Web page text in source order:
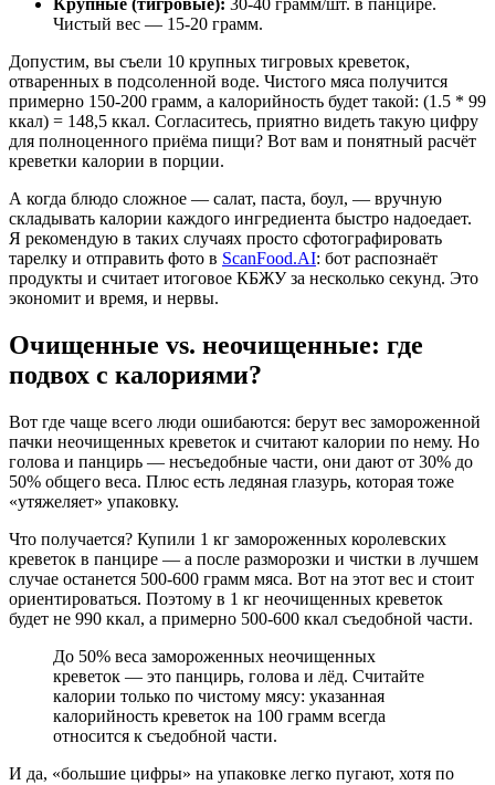
Чистый вес — 15-20 грамм.
Допустим, вы съели 10 крупных тигровых креветок,
отваренных в подсоленной воде. Чистого мяса получится
примерно 150-200 грамм, а калорийность будет такой: (1.5 * 99
ккал) = 148,5 ккал. Согласитесь, приятно видеть такую цифру
для полноценного приёма пищи? Вот вам и понятный расчёт
креветки калории в порции.
А когда блюдо сложное — салат, паста, боул, — вручную
складывать калории каждого ингредиента быстро надоедает.
Я рекомендую в таких случаях просто сфотографировать
тарелку и отправить фото в ScanFood.AI: бот распознаёт
продукты и считает итоговое КБЖУ за несколько секунд. Это
экономит и время, и нервы.
Очищенные vs. неочищенные: где
подвох с калориями?
Вот где чаще всего люди ошибаются: берут вес замороженной
пачки неочищенных креветок и считают калории по нему. Но
голова и панцирь — несъедобные части, они дают от 30% до
50% общего веса. Плюс есть ледяная глазурь, которая тоже
«утяжеляет» упаковку.
Что получается? Купили 1 кг замороженных королевских
креветок в панцире — а после разморозки и чистки в лучшем
случае останется 500-600 грамм мяса. Вот на этот вес и стоит
ориентироваться. Поэтому в 1 кг неочищенных креветок
будет не 990 ккал, а примерно 500-600 ккал съедобной части.
До 50% веса замороженных неочищенных
креветок — это панцирь, голова и лёд. Считайте
калории только по чистому мясу: указанная
калорийность креветок на 100 грамм всегда
относится к съедобной части.
И да, «большие цифры» на упаковке легко пугают, хотя по